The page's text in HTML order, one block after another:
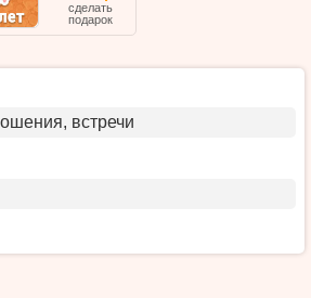
сделать
подарок
встречи